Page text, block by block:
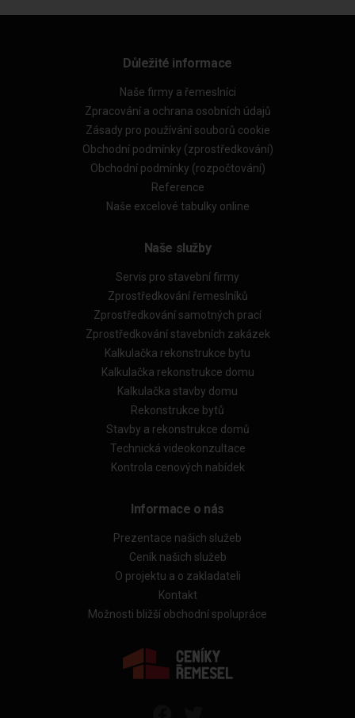
Důležité informace
Naše firmy a řemeslníci
Zpracování a ochrana osobních údajů
Zásady pro používání souborů cookie
Obchodní podmínky (zprostředkování)
Obchodní podmínky (rozpočtování)
Reference
Naše excelové tabulky online
Naše služby
Servis pro stavební firmy
Zprostředkování řemeslníků
Zprostředkování samotných prací
Zprostředkování stavebních zakázek
Kalkulačka rekonstrukce bytu
Kalkulačka rekonstrukce domu
Kalkulačka stavby domu
Rekonstrukce bytů
Stavby a rekonstrukce domů
Technická videokonzultace
Kontrola cenových nabídek
Informace o nás
Prezentace našich služeb
Ceník našich služeb
O projektu a o zakladateli
Kontakt
Možnosti bližší obchodní spolupráce